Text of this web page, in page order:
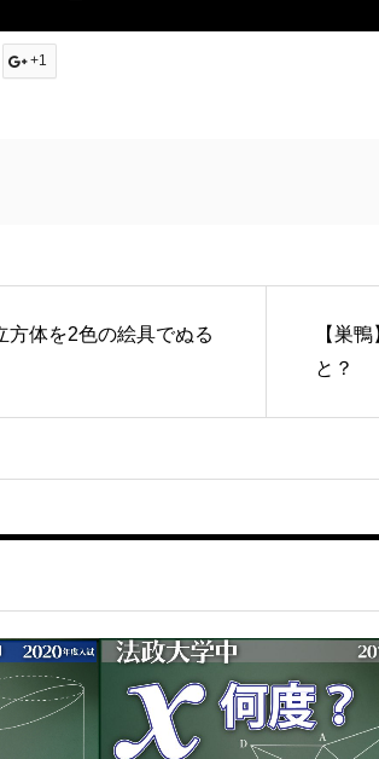
+1
方体を2色の絵具でぬる
【巣
と？